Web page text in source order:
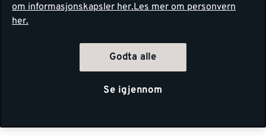
om informasjonskapsler her.Les mer om personvern
her.
Godta alle
Se igjennom